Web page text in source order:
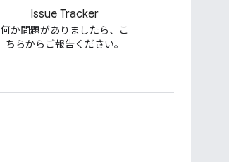
Issue Tracker
何か問題がありましたら、こ
ちらからご報告ください。